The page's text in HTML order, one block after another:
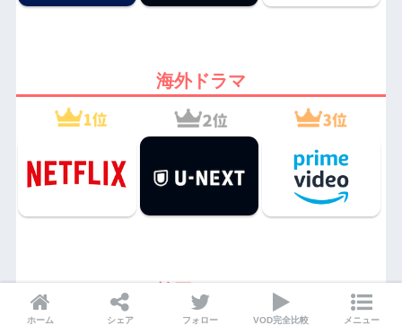
海外ドラマ
韓国ドラマ
ホーム シェア フォロー VOD完全比較 メニュー